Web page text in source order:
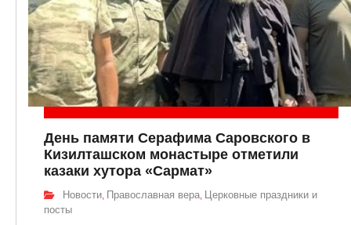
День памяти Серафима Саровского в
Кизилташском монастыре отметили
казаки хутора «Сармат»
Новости Православная вера
Церковные праздники и
посты